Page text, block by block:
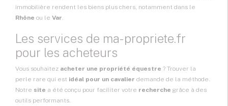
immobilière rendent les biens plus chers, notamment dans le
Rhône ou le Var.
Les services de ma-propriete.fr
pour les acheteurs
Vous souhaitez acheter une propriété équestre ? Trouver la
perle rare qui est idéal pour un cavalier demande de la méthode.
Notre site a été conçu pour faciliter votre recherche grâce à des
outils performants.